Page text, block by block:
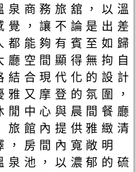
泉商務旅舘，以溫
覺，讓不論是出差
都能夠有賓至如歸
廳空間顯得無拘自
結合現代化的設計
雅又摩登的氛圍，
閒中心與晨間餐廳
旅館內提供雅緻清
，房間內寬敞明
泉池，以濃郁的硫